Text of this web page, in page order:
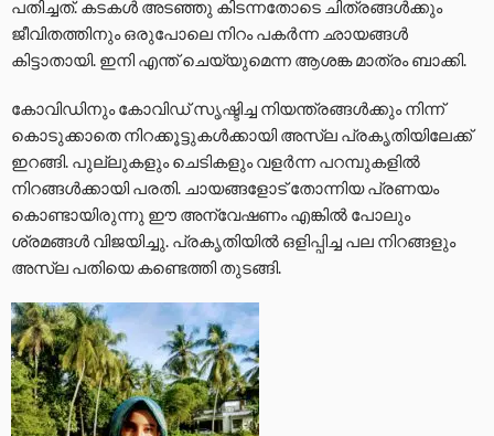
പതിച്ചത്. കടകൾ അടഞ്ഞു കിടന്നതോടെ ചിത്രങ്ങൾക്കും
ജീവിതത്തിനും ഒരുപോലെ നിറം പകർന്ന ഛായങ്ങൾ
കിട്ടാതായി. ഇനി എന്ത് ചെയ്യുമെന്ന ആശങ്ക മാത്രം ബാക്കി.
കോവിഡിനും കോവിഡ് സൃഷ്ടിച്ച നിയന്ത്രങ്ങൾക്കും നിന്ന്
കൊടുക്കാതെ നിറക്കൂട്ടുകൾക്കായി അസ്‌ല പ്രകൃതിയിലേക്ക്
ഇറങ്ങി. പുല്ലുകളും ചെടികളും വളർന്ന പറമ്പുകളിൽ
നിറങ്ങൾക്കായി പരതി. ചായങ്ങളോട് തോന്നിയ പ്രണയം
കൊണ്ടായിരുന്നു ഈ അന്വേഷണം എങ്കിൽ പോലും
ശ്രമങ്ങൾ വിജയിച്ചു. പ്രകൃതിയിൽ ഒളിപ്പിച്ച പല നിറങ്ങളും
അസ്‌ല പതിയെ കണ്ടെത്തി തുടങ്ങി.